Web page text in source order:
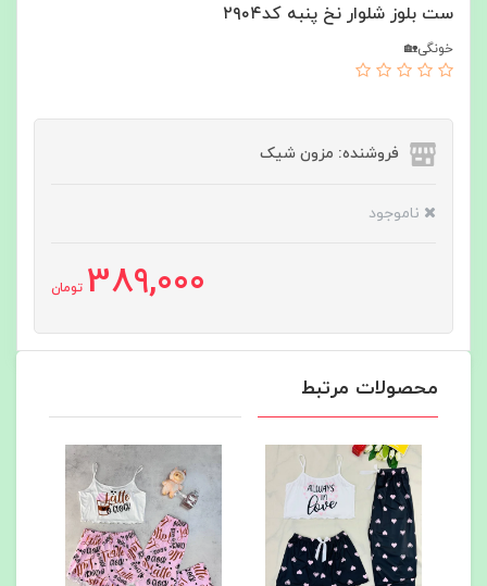
ست بلوز شلوار نخ پنبه کد۲۹۰۴
خونگی🏡
فروشنده: مزون شیک
ناموجود
389,000 تومان
محصولات مرتبط